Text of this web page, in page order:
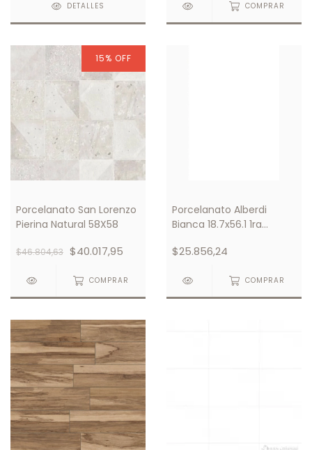
DETALLES COMPRAR
15% OFF
Porcelanato San Lorenzo
Pierina Natural 58X58
$46.804,63 $40.017,95
COMPRAR
Porcelanato Alberdi
Bianca 18.7x56.1 1ra
$25.856,24
COMPRAR